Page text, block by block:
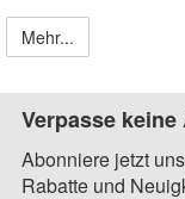
Mehr...
Verpasse
Abonniere jetzt
Rabatte und